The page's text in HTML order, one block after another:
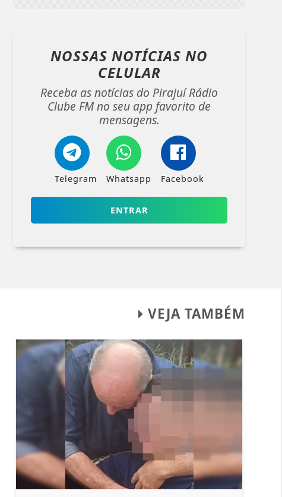
NOSSAS NOTÍCIASNO
CELULAR
Receba as notícias do Pirajuí Rádio
Clube FM no seu app favorito de
mensagens.
Telegram Whatsapp Facebook
ENTRAR
VEJA TAMBÉM